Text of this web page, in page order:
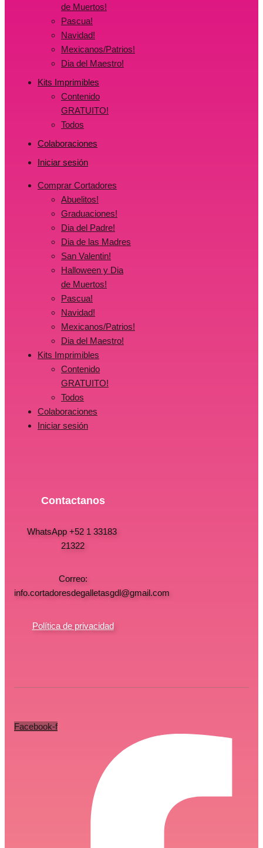
de Muertos!
Pascua!
Navidad!
Mexicanos/Patrios!
Dia del Maestro!
Kits Imprimibles
Contenido
GRATUITO!
Todos
Colaboraciones
Iniciar sesión
Comprar Cortadores
Abuelitos!
Graduaciones!
Dia del Padre!
Dia de las Madres
San Valentin!
Halloween y Dia
de Muertos!
Pascua!
Navidad!
Mexicanos/Patrios!
Dia del Maestro!
Kits Imprimibles
Contenido
GRATUITO!
Todos
Colaboraciones
Iniciar sesión
Contactanos
WhatsApp +52 1 33183
21322
Correo:
info.cortadoresdegalletasgdl@gmail.com
Política de privacidad
Facebook-f